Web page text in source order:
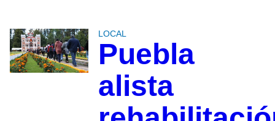
LOCAL
Puebla
alista